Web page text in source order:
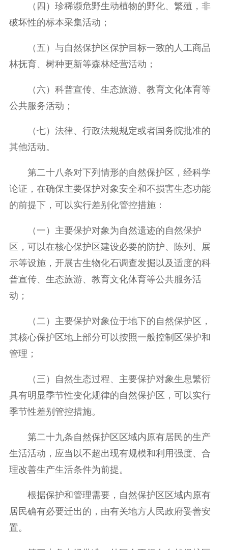
（四）珍稀濒危野生动植物的野化、繁殖，非
破坏性的标本采集活动；
（五）与自然保护区保护目标一致的人工商品
林抚育、树种更新等森林经营活动；
（六）科普宣传、生态旅游、教育文化体育等
公共服务活动；
（七）法律、行政法规规定或者国务院批准的
其他活动。
第二十八条对下列情形的自然保护区，经科学
论证，在确保主要保护对象安全和不损害生态功能
的前提下，可以实行差别化管控措施：
（一）主要保护对象为自然遗迹的自然保护
区，可以在核心保护区建设必要的防护、陈列、展
示等设施，开展古生物化石调查发掘以及适度的科
普宣传、生态旅游、教育文化体育等公共服务活
动；
（二）主要保护对象位于地下的自然保护区，
其核心保护区地上部分可以按照一般控制区保护和
管理；
（三）自然生态过程、主要保护对象生息繁衍
具有明显季节性变化规律的自然保护区，可以实行
季节性差别管控措施。
第二十九条自然保护区区域内原有居民的生产
生活活动，应当以不超出现有规模和利用强度、合
理改善生产生活条件为前提。
根据保护和管理需要，自然保护区区域内原有
居民确有必要迁出的，由有关地方人民政府妥善安
置。